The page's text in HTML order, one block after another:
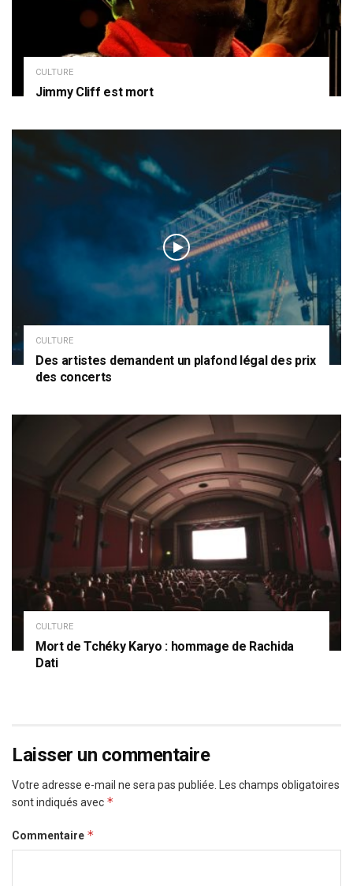
CULTURE
Jimmy Cliff est mort
CULTURE
Des artistes demandent un plafond légal des prix
des concerts
CULTURE
Mort de Tchéky Karyo : hommage de Rachida
Dati
Laisser un commentaire
Votre adresse e-mail ne sera pas publiée. Les champs obligatoires
sont indiqués avec *
Commentaire *